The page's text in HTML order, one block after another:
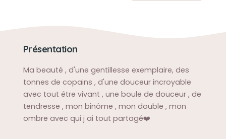
Présentation
Ma beauté , d'une gentillesse exemplaire, des
tonnes de copains , d'une douceur incroyable
avec tout être vivant , une boule de douceur , de
tendresse , mon binôme , mon double , mon
ombre avec qui j ai tout partagé❤️